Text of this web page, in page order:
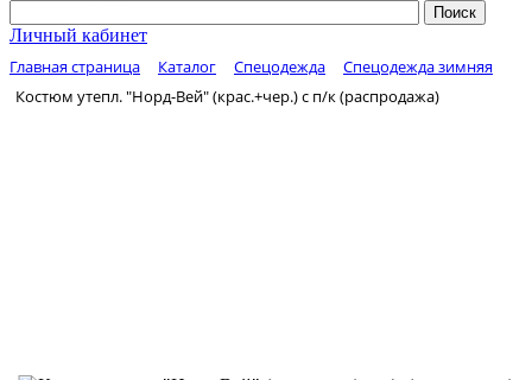
Личный кабинет
Главная страница Каталог Спецодежда
Спецодежда зимняя
Костюм утепл. "Норд-Вей" (крас.+чер.) с п/к (распродажа)